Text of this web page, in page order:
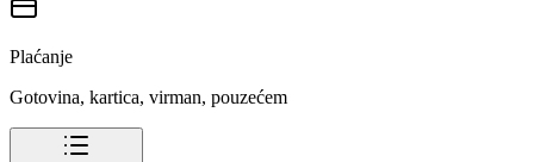
Plaćanje
Gotovina, kartica, virman, pouzećem